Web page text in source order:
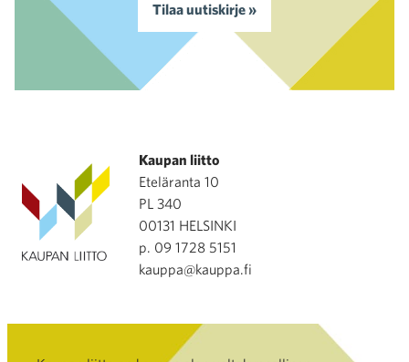
Tilaa uutiskirje »
Kaupan liitto
Eteläranta 10
PL 340
00131 HELSINKI
p. 09 1728 5151
kauppa@kauppa.fi